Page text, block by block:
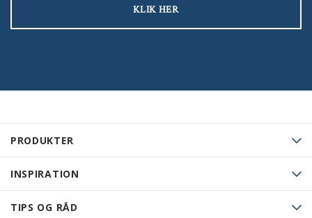
PRODUKTER
INSPIRATION
TIPS OG RÅD
KLIK HER